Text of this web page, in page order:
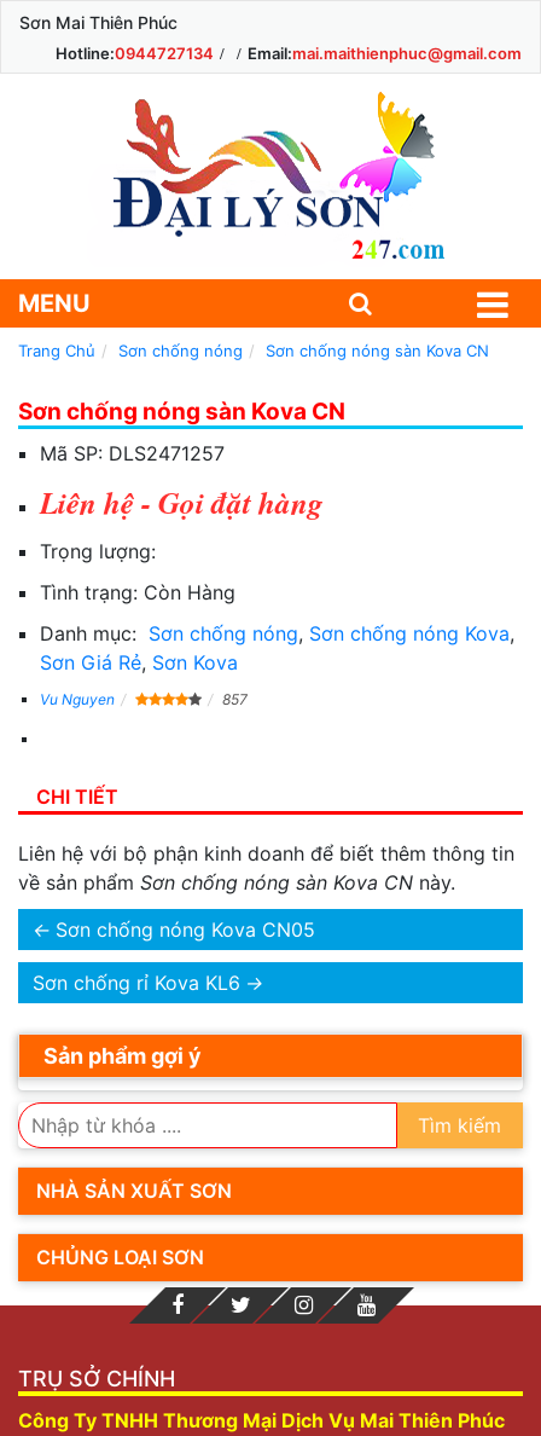
Sơn Mai Thiên Phúc
Hotline:0944727134 Email:mai.maithienphuc@gmail.com
MENU
Trang Chủ Sơn chống nóng Sơn chống nóng sàn Kova CN
Sơn chống nóng sàn Kova CN
Mã SP: DLS2471257
Liên hệ - Gọi đặt hàng
Trọng lượng:
Tình trạng: Còn Hàng
Danh mục: Sơn chống nóng, Sơn chống nóng Kova,
Sơn Giá Rẻ, Sơn Kova
Vu Nguyen 857
CHI TIẾT
Liên hệ với bộ phận kinh doanh để biết thêm thông tin
về sản phẩm Sơn chống nóng sàn Kova CN này.
← Sơn chống nóng Kova CN05
Sơn chống rỉ Kova KL6 →
Sản phẩm gợi ý
Tìm kiếm
NHÀ SẢN XUẤT SƠN
CHỦNG LOẠI SƠN
TRỤ SỞ CHÍNH
Công Ty TNHH Thương Mại Dịch Vụ Mai Thiên Phúc